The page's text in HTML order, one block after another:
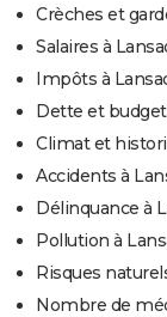
Crèches et
Salaires à
Impôts à
Dette et
Climat et
Accidents à
Délinquance à
Pollution à
Risques
Nombre de